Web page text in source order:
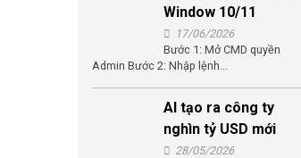
Window 10/11
17/06/2026
Bước 1: Mở CMD quyền
Admin Bước 2: Nhập lệnh...
AI tạo ra công ty
nghìn tỷ USD mới
28/05/2026